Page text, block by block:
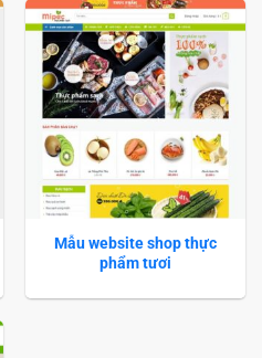
Mẫu website shop thực
phẩm tươi